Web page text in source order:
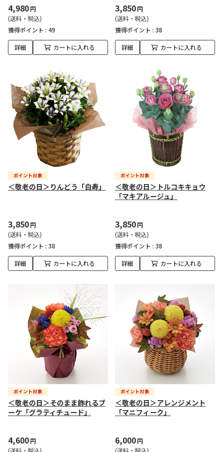
4,980円
(送料・税込)
獲得ポイント : 49
詳細 カートに入れる
3,850円
(送料・税込)
獲得ポイント : 38
詳細 カートに入れる
＜敬老の日＞りんどう「白寿」
3,850円
(送料・税込)
獲得ポイント : 38
詳細 カートに入れる
＜敬老の日＞トルコキキョウ
「マキアルージュ」
3,850円
(送料・税込)
獲得ポイント : 38
詳細 カートに入れる
＜敬老の日＞そのまま飾れるブ
ーケ「グラティチュード」
4,600円
(送料・税込)
＜敬老の日＞アレンジメント
「マニフィーク」
6,000円
(送料・税込)